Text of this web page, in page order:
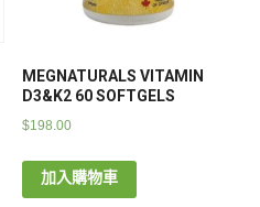
MEGNATURALS VITAMIN
D3&K2 60 SOFTGELS
$198.00
加入購物車